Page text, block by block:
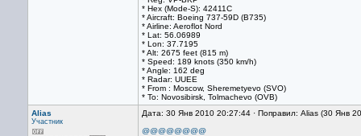
* Hex (Mode-S): 42411C
* Aircraft: Boeing 737-59D (B735)
* Airline: Aeroflot Nord
* Lat: 56.06989
* Lon: 37.7195
* Alt: 2675 feet (815 m)
* Speed: 189 knots (350 km/h)
* Angle: 162 deg
* Radar: UUEE
* From : Moscow, Sheremetyevo (SVO)
* To: Novosibirsk, Tolmachevo (OVB)
Alias
Участник
Дата: 30 Янв 2010 20:27:44 · Поправил: Alias (30 Янв
@@@@@@@@